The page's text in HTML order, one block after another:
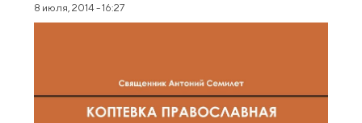
8 июля, 2014 - 16:27